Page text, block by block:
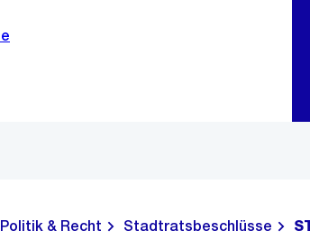
Politik & Recht Stadtratsbeschlüsse